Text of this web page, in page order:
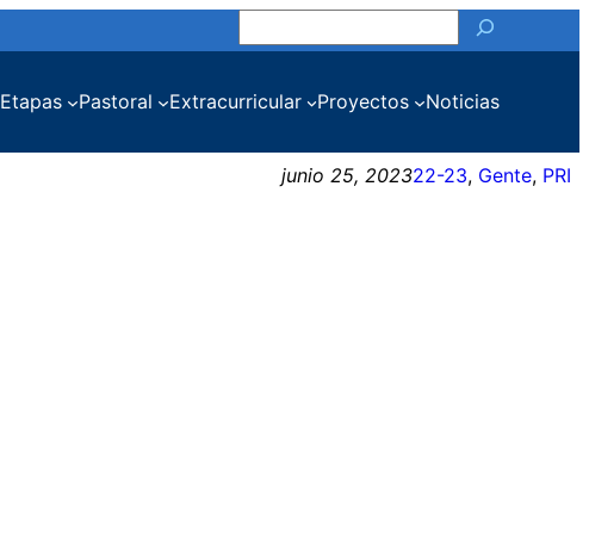
Etapas Pastoral Extracurricular Proyectos Noticias
junio 25, 202322-23, Gente, PRI